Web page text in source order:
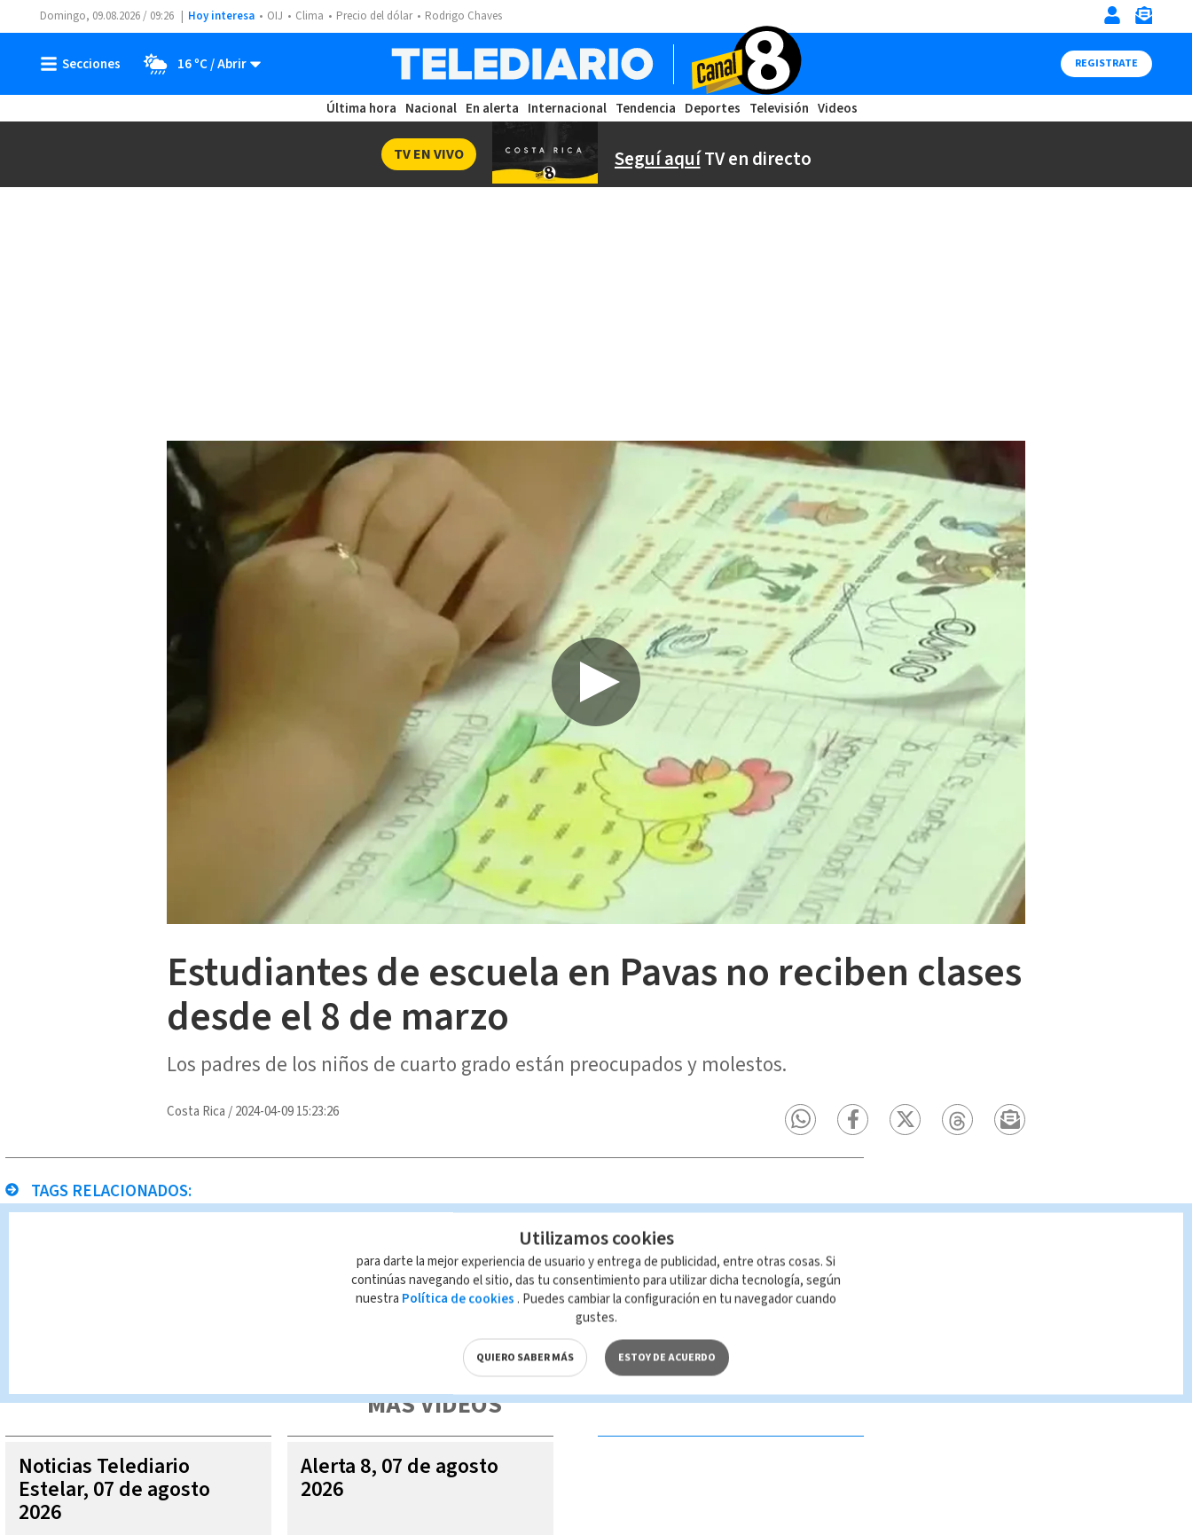
Domingo, 09.08.2026 / 09:26 Hoy interesa OIJ Clima Precio del dólar Rodrigo Chaves
16 ºC REGISTRATE
Última hora Nacional En alerta Internacional Tendencia Deportes Televisión Videos
Seguí aquíTV en directo
TV EN VIVO
Estudiantes de escuela en Pavas no reciben clases
desde el 8 de marzo
Los padres de los niños de cuarto grado están preocupados y molestos.
Costa Rica /2024-04-09 15:23:26
TAGS RELACIONADOS:
Queda prohibida la reproducción total o parcial del contenido de esta página, mismo que es propiedad de TELEDIARIO; su reproducción no
autorizada constituye una infracción y un delito de conformidad con las leyes aplicables.
MÁS VIDEOS
Noticias Telediario
Estelar, 07 de agosto
2026
Alerta 8, 07 de agosto
2026
Utilizamos cookies
para darte la mejor experiencia de usuario y entrega de publicidad, entre otras cosas. Si
continúas navegando el sitio, das tu consentimiento para utilizar dicha tecnología, según
nuestra Política de cookies . Puedes cambiar la configuración en tu navegador cuando
gustes.
QUIERO SABER MÁS ESTOY DE ACUERDO